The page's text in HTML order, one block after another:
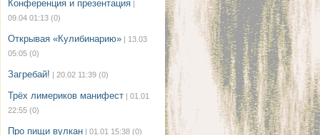
Конференция и презентация |
09.04 01:13 (0)
Открывая «Кулибинарию» | 13.03
05:05 (0)
Загребай! | 20.02 11:39 (0)
Трёх лимериков манифест | 01.01
22:55 (0)
Про пищи вулкан | 01.01 15:38 (0)